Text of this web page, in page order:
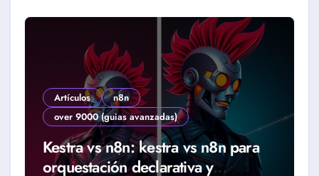
Artículos
n8n
over 9000 (guias avanzadas)
Kestra vs n8n: kestra vs n8n para
orquestación declarativa y